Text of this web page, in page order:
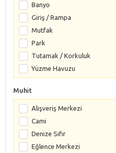
Banyo
Giriş / Rampa
Mutfak
Park
Tutamak / Korkuluk
Yüzme Havuzu
Muhit
Alışveriş Merkezi
Cami
Denize Sıfır
Eğlence Merkezi